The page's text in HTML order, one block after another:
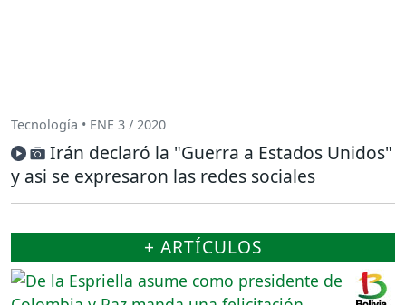
Tecnología • ENE 3 / 2020
Irán declaró la "Guerra a Estados Unidos"
y asi se expresaron las redes sociales
+ ARTÍCULOS